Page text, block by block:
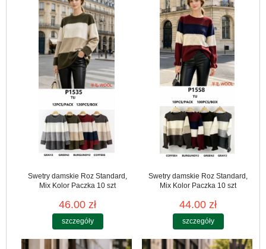
Swetry damskie Roz Standard,
Mix Kolor Paczka 10 szt
46.00 zł
szczegóły
Swetry damskie Roz Standard,
Mix Kolor Paczka 10 szt
44.00 zł
szczegóły